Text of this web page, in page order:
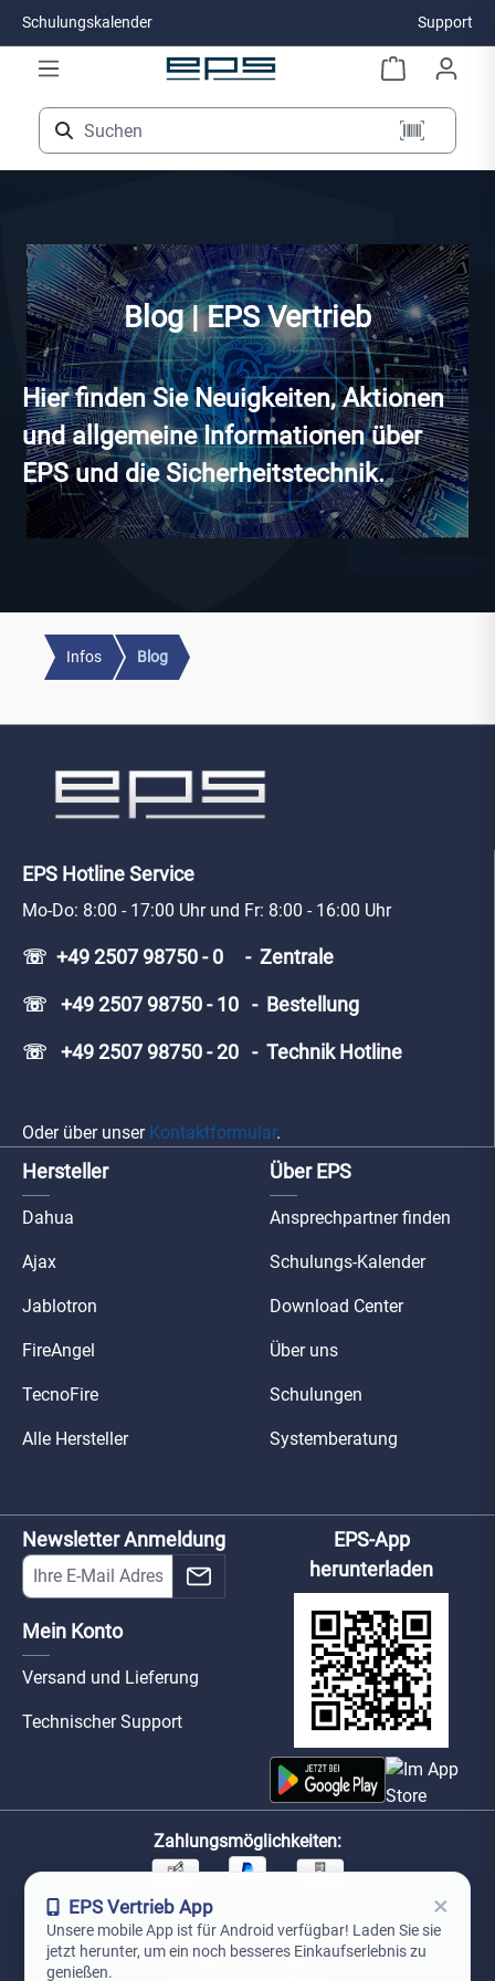
Zum Hauptinhalt springen
Schulungskalender Support
Blog | EPS Vertrieb
Hier finden Sie Neuigkeiten, Aktionen
und allgemeine Informationen über
EPS und die Sicherheitstechnik.
Infos Blog
EPS Hotline Service
Mo-Do: 8:00 - 17:00 Uhr und Fr: 8:00 - 16:00 Uhr
☏ +49 2507 98750 - 0 - Zentrale
☏ +49 2507 98750 - 10 - Bestellung
☏ +49 2507 98750 - 20 - Technik Hotline
Oder über unser Kontaktformular.
Hersteller
Dahua
Ajax
Jablotron
FireAngel
TecnoFire
Alle Hersteller
Über EPS
Ansprechpartner finden
Schulungs-Kalender
Download Center
Über uns
Schulungen
Systemberatung
Newsletter Anmeldung
Mein Konto
Versand und Lieferung
Technischer Support
EPS-App
herunterladen
Zahlungsmöglichkeiten:
Unsere Versandpartner:
EPS Vertrieb App ×
Unsere mobile App ist für Android verfügbar! Laden Sie sie
jetzt herunter, um ein noch besseres Einkaufserlebnis zu
genießen.